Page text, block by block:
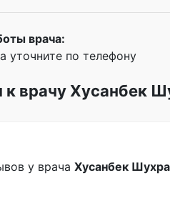
врача:
уточните по телефону
врачу Хусанбек
у врача Хусанбек